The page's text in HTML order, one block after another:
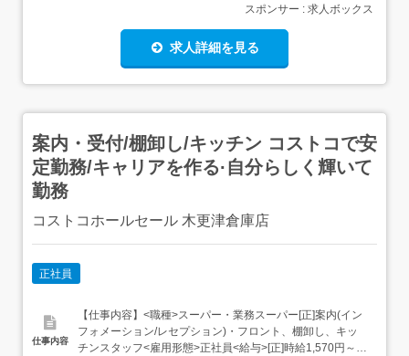
スポンサー : 求人ボックス
求人詳細を見る
案内・受付/棚卸し/キッチン コストコで安
定勤務/キャリアを作る·自分らしく輝いて
勤務
コストコホールセール 木更津倉庫店
正社員
仕事内容
【仕事内容】<職種>スーパー・業務スーパー[正]案内(イン
フォメーション/レセプション)・フロント、棚卸し、キッ
チンスタッフ<雇用形態>正社員<給与>[正]時給1,570円～交